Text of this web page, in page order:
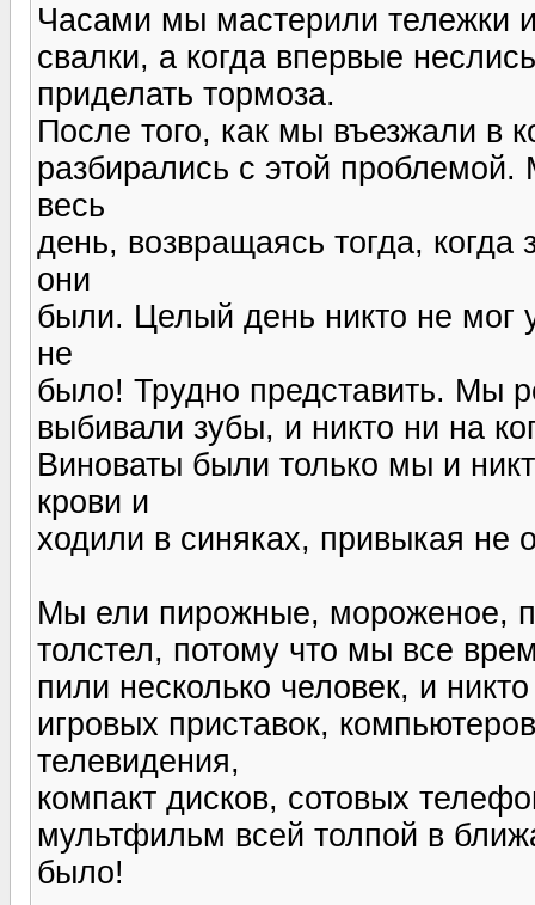
Часами мы мастерили тележки
свалки, а когда впервые
приделать тормоза.
После того, как мы въезжали в
разбирались с этой
весь
день, возвращаясь тогда,
они
были. Целый день никто не мог
не
было! Трудно представить. Мы
выбивали зубы, и никто ни на
Виноваты были только мы и
крови и
ходили в синяках, привыкая не
Мы ели пирожные, мороженое,
толстел, потому что мы все
пили несколько человек, и
игровых приставок,
телевидения,
компакт дисков, сотовых
мультфильм всей толпой в
было!